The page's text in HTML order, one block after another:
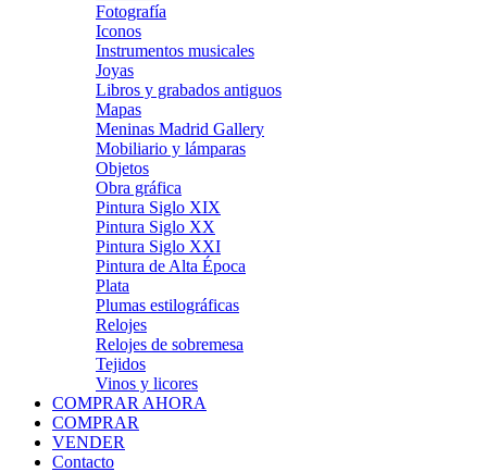
Fotografía
Iconos
Instrumentos musicales
Joyas
Libros y grabados antiguos
Mapas
Meninas Madrid Gallery
Mobiliario y lámparas
Objetos
Obra gráfica
Pintura Siglo XIX
Pintura Siglo XX
Pintura Siglo XXI
Pintura de Alta Época
Plata
Plumas estilográficas
Relojes
Relojes de sobremesa
Tejidos
Vinos y licores
COMPRAR AHORA
COMPRAR
VENDER
Contacto